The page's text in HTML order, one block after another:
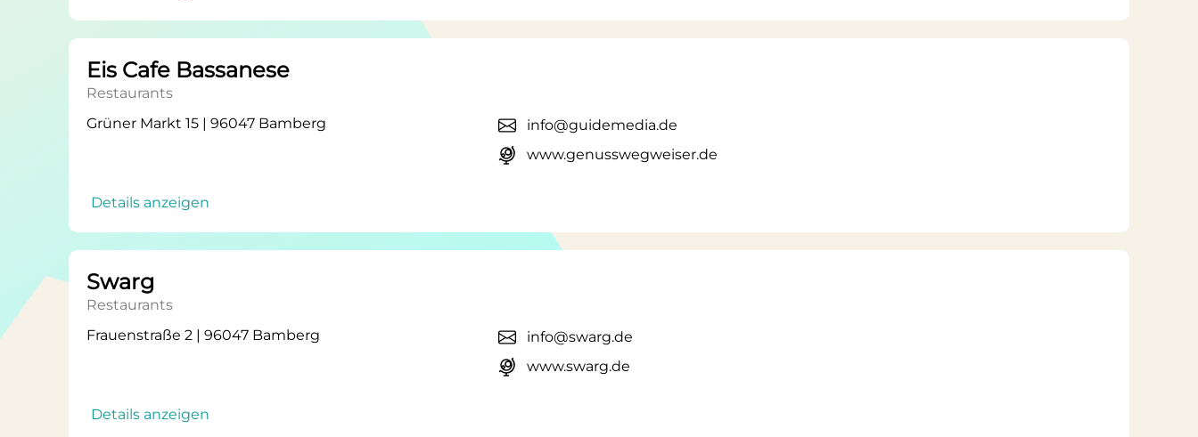
Eis Cafe Bassanese
Restaurants
Grüner Markt 15 | 96047 Bamberg
Details anzeigen
info@guidemedia.de
www.genusswegweiser.de
Swarg
Restaurants
Frauenstraße 2 | 96047 Bamberg
Details anzeigen
info@swarg.de
www.swarg.de